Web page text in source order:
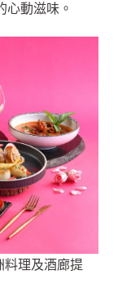
心動滋味。
料理及酒廊提